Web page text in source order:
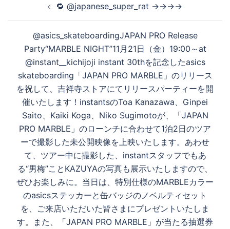
シ
️‍️‍️‍🔁 @japanese_super_rat →→→→
@asics_skateboardingJAPAN PRO Release
Party“MARBLE NIGHT”11月21日（金）19:00～at
@instant__kichijoji instant 30thを記念したasics
skateboarding「JAPAN PRO MARBLE」のリリース
を祝して、吉祥寺ストアにてリリースパーティーを開
催いたします！instantsのToa Kanazawa、Ginpei
Saito、Kaiki Koga、Niko Sugimotoが、「JAPAN
PRO MARBLE」のローンチに合わせて1泊2日のツア
ーで撮影した未公開映像を上映いたします。あわせ
て、ツアー中に撮影した、instantスタッフでもあ
る“男梅”ことKAZUYAの写真も展示いたしますので、
ぜひお楽しみに。当日は、特別仕様のMARBLEカラー
のasicsステッカーと缶バッジのノベルティセット
を、ご来店いただいた皆さまにプレゼントいたしま
す。また、「JAPAN PRO MARBLE」が当たる抽選券